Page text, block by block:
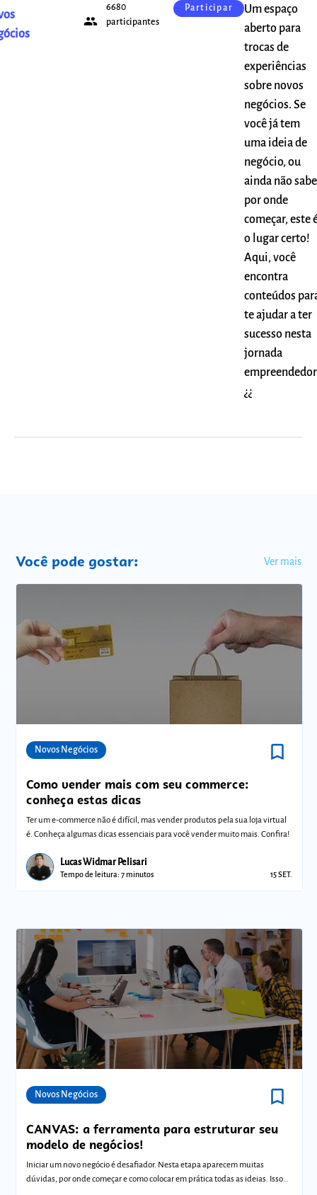
people
6680
participantes
Participar
Um espaço
aberto para
trocas de
experiências
sobre novos
negócios. Se
você já tem
uma ideia de
negócio, ou
ainda não sabe
por onde
começar, este
o lugar certo!
Aqui, você
encontra
conteúdos
te ajudar a ter
sucesso nesta
jornada
¿¿
Você pode gostar: Ver mais
Novos Negócios bookmark_border
Como vender mais com seu commerce:
conheça estas dicas
Ter um e-commerce não é difícil, mas vender produtos pela sua loja virtual
é. Conheça algumas dicas essenciais para você vender muito mais. Confira!
Lucas Widmar Pelisari
Tempo de leitura: 7 minutos 15 SET.
Novos Negócios bookmark_border
CANVAS: a ferramenta para estruturar seu
modelo de negócios!
Iniciar um novo negócio é desafiador. Nesta etapa aparecem muitas
dúvidas, por onde começar e como colocar em prática todas as ideias. Isso